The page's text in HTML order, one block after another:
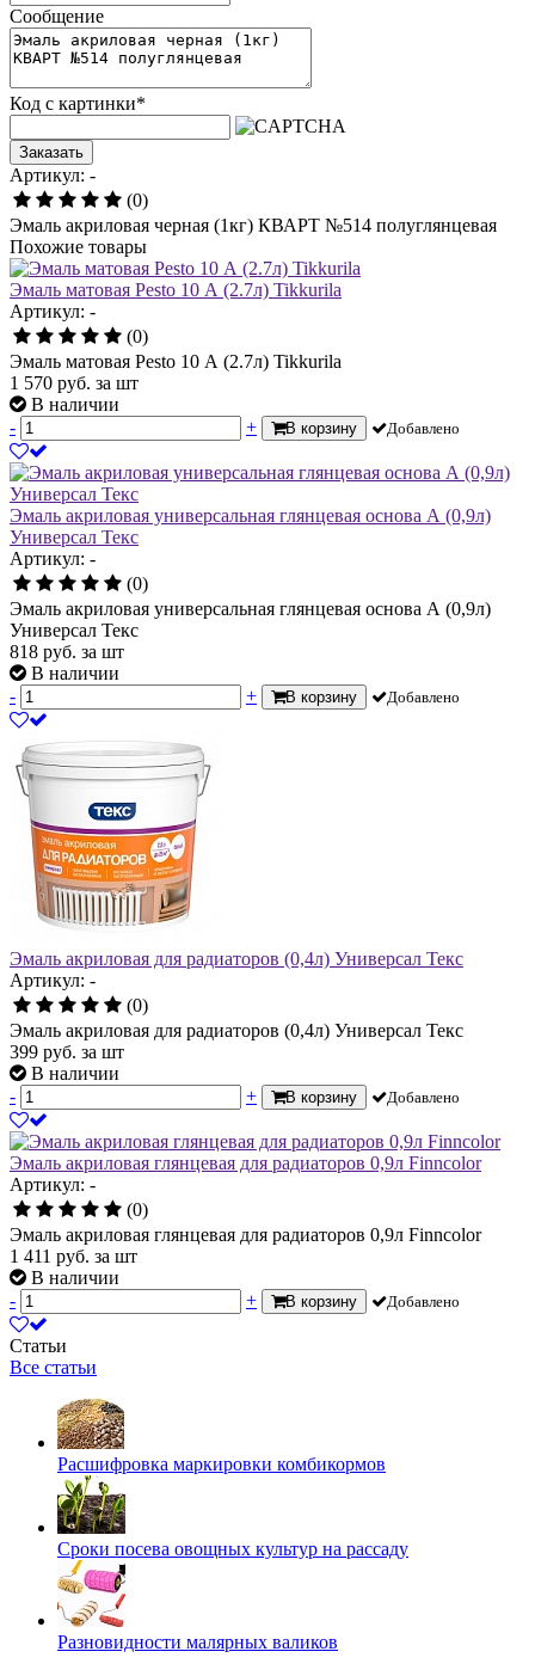
Сообщение
Код с картинки*
Заказать
Артикул: -
(0)
Эмаль акриловая черная (1кг) КВАРТ №514 полуглянцевая
Похожие товары
Эмаль матовая Pesto 10 А (2.7л) Tikkurila
Артикул: -
(0)
Эмаль матовая Pesto 10 А (2.7л) Tikkurila
1 570 руб. за шт
В наличии
-
+ В корзину Добавлено
Эмаль акриловая универсальная глянцевая основа А (0,9л)
Универсал Текс
Артикул: -
(0)
Эмаль акриловая универсальная глянцевая основа А (0,9л)
Универсал Текс
818 руб. за шт
В наличии
-
+ В корзину Добавлено
Эмаль акриловая для радиаторов (0,4л) Универсал Текс
Артикул: -
(0)
Эмаль акриловая для радиаторов (0,4л) Универсал Текс
399 руб. за шт
В наличии
-
+ В корзину Добавлено
Эмаль акриловая глянцевая для радиаторов 0,9л Finncolor
Артикул: -
(0)
Эмаль акриловая глянцевая для радиаторов 0,9л Finncolor
1 411 руб. за шт
В наличии
-
+ В корзину Добавлено
Статьи
Все статьи
Расшифровка маркировки комбикормов
Сроки посева овощных культур на рассаду
Разновидности малярных валиков